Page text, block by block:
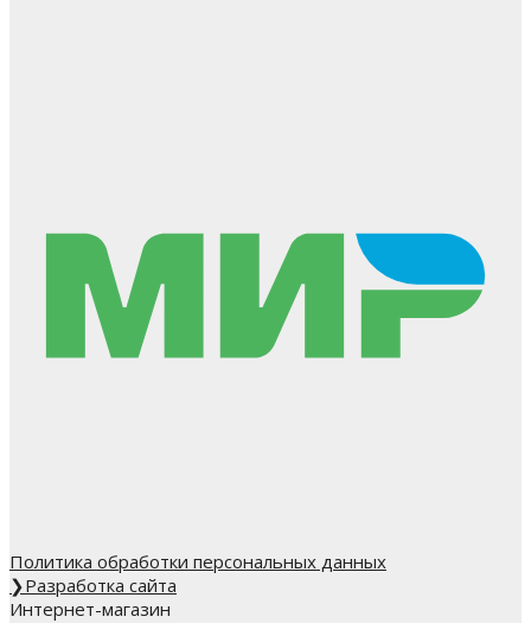
Политика обработки персональных данных
❯Разработка сайта
Интернет-магазин